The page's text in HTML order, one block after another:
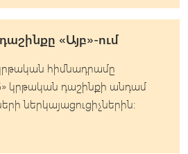
«Այբ»-ում
հիմնադրամը
կրթական դաշինքի անդամ
ներկայացուցիչներին։